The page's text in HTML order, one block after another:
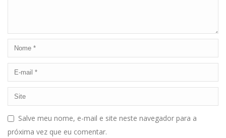
Salve meu nome, e-mail e site neste navegador para a
próxima vez que eu comentar.